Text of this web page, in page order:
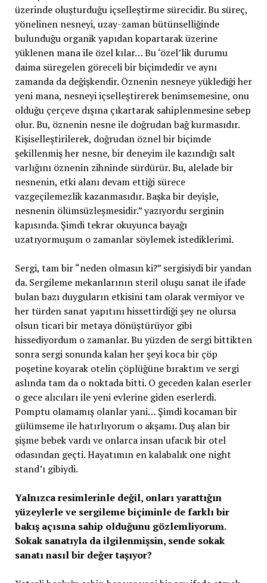
üzerinde oluşturduğu içselleştirme sürecidir. Bu süreç,
yönelinen nesneyi, uzay-zaman bütünselliğinde
bulunduğu organik yapıdan kopartarak üzerine
yüklenen mana ile özel kılar… Bu ‘özel’lik durumu
daima süregelen göreceli bir biçimdedir ve aynı
zamanda da değişkendir. Öznenin nesneye yüklediği her
yeni mana, nesneyi içselleştirerek benimsemesine, onu
olduğu çerçeve dışına çıkartarak sahiplenmesine sebep
olur. Bu, öznenin nesne ile doğrudan bağ kurmasıdır.
Kişiselleştirilerek, doğrudan öznel bir biçimde
şekillenmiş her nesne, bir deneyim ile kazındığı salt
varlığını öznenin zihninde sürdürür. Bu, alelade bir
nesnenin, etki alanı devam ettiği sürece
vazgeçilemezlik kazanmasıdır. Başka bir deyişle,
nesnenin ölümsüzleşmesidir.” yazıyordu serginin
kapısında. Şimdi tekrar okuyunca bayağı
uzatıyormuşum o zamanlar söylemek istediklerimi.
Sergi, tam bir “neden olmasın ki?” sergisiydi bir yandan
da. Sergileme mekanlarının steril oluşu sanat ile ifade
bulan bazı duyguların etkisini tam olarak vermiyor ve
her türden sanat yapıtını hissettirdiği şey ne olursa
olsun ticari bir metaya dönüştürüyor gibi
hissediyordum o zamanlar. Bu yüzden de sergi bittikten
sonra sergi sonunda kalan her şeyi koca bir çöp
poşetine koyarak otelin çöplüğüne bıraktım ve sergi
aslında tam da o noktada bitti. O geceden kalan eserler
o gece alıcıları ile yeni evlerine giden eserlerdi.
Pomptu olamamış olanlar yani… Şimdi kocaman bir
gülümseme ile hatırlıyorum o akşamı. Duş alan bir
şişme bebek vardı ve onlarca insan ufacık bir otel
odasından geçti. Hayatımın en kalabalık one night
stand’ı gibiydi.
Yalnızca resimlerinle değil, onları yarattığın
yüzeylerle ve sergileme biçiminle de farklı bir
bakış açısına sahip olduğunu gözlemliyorum.
Sokak sanatıyla da ilgilenmişsin, sende sokak
sanatı nasıl bir değer taşıyor?